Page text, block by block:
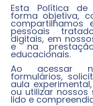
Esta Política de
forma objetiva,
compartilhamos
pessoais
digitais, em
e na
educacionais.
Ao acessar
formulários,
aula
ou utilizar nossos
lido e